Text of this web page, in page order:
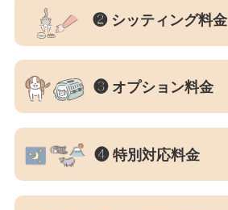
❷ シッティング料金
❸ オプション料金
❹ 特別対応料金